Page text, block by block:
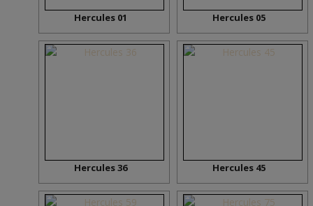
Hercules 01 Hercules 05
Hercules 36 Hercules 45